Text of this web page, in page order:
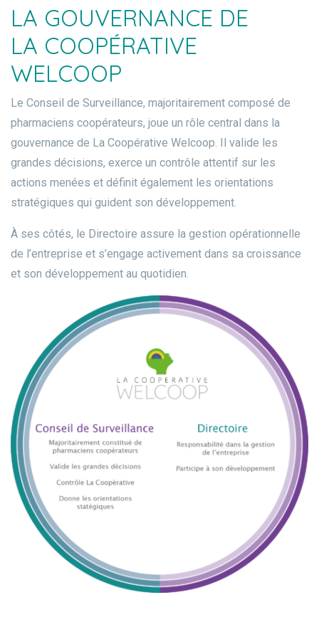
LA GOUVERNANCE DE
LA COOPÉRATIVE
WELCOOP
Le Conseil de Surveillance, majoritairement composé de
pharmaciens coopérateurs, joue un rôle central dans la
gouvernance de La Coopérative Welcoop. Il valide les
grandes décisions, exerce un contrôle attentif sur les
actions menées et définit également les orientations
stratégiques qui guident son développement.
À ses côtés, le Directoire assure la gestion opérationnelle
de l’entreprise et s’engage activement dans sa croissance
et son développement au quotidien.